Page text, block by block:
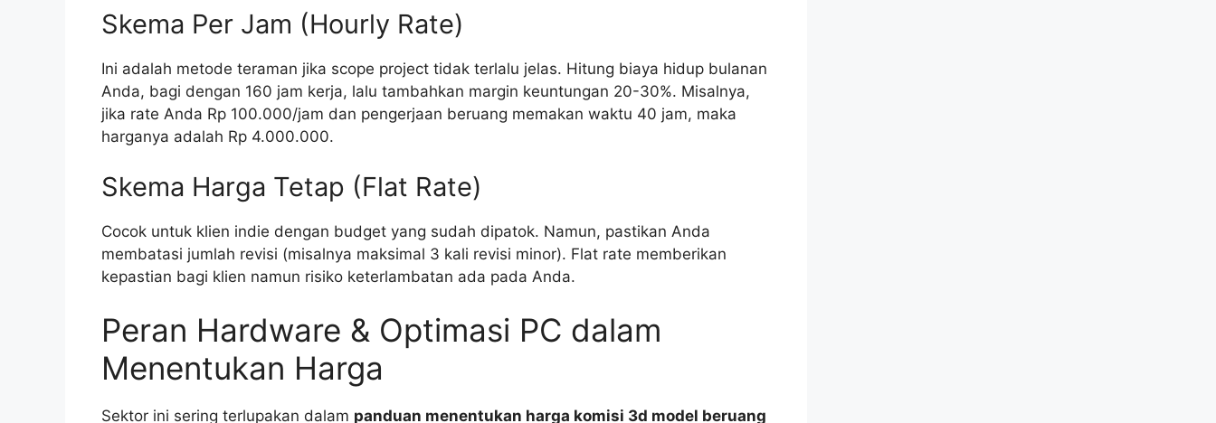
Skema Per Jam (Hourly Rate)
Ini adalah metode teraman jika scope project tidak terlalu jelas. Hitung biaya hidup bulanan
Anda, bagi dengan 160 jam kerja, lalu tambahkan margin keuntungan 20-30%. Misalnya,
jika rate Anda Rp 100.000/jam dan pengerjaan beruang memakan waktu 40 jam, maka
harganya adalah Rp 4.000.000.
Skema Harga Tetap (Flat Rate)
Cocok untuk klien indie dengan budget yang sudah dipatok. Namun, pastikan Anda
membatasi jumlah revisi (misalnya maksimal 3 kali revisi minor). Flat rate memberikan
kepastian bagi klien namun risiko keterlambatan ada pada Anda.
Peran Hardware & Optimasi PC dalam
Menentukan Harga
Sektor ini sering terlupakan dalam panduan menentukan harga komisi 3d model beruang